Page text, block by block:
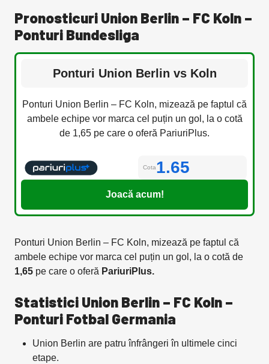
Pronosticuri Union Berlin – FC Koln –
Ponturi Bundesliga
Ponturi Union Berlin vs Koln
Ponturi Union Berlin – FC Koln, mizează pe faptul că
ambele echipe vor marca cel puțin un gol, la o cotă
de 1,65 pe care o oferă PariuriPlus.
Cota1.65
Joacă acum!
Ponturi Union Berlin – FC Koln, mizează pe faptul că
ambele echipe vor marca cel puțin un gol, la o cotă de
1,65 pe care o oferă PariuriPlus.
Statistici Union Berlin – FC Koln –
Ponturi Fotbal Germania
Union Berlin are patru înfrângeri în ultimele cinci
etape.